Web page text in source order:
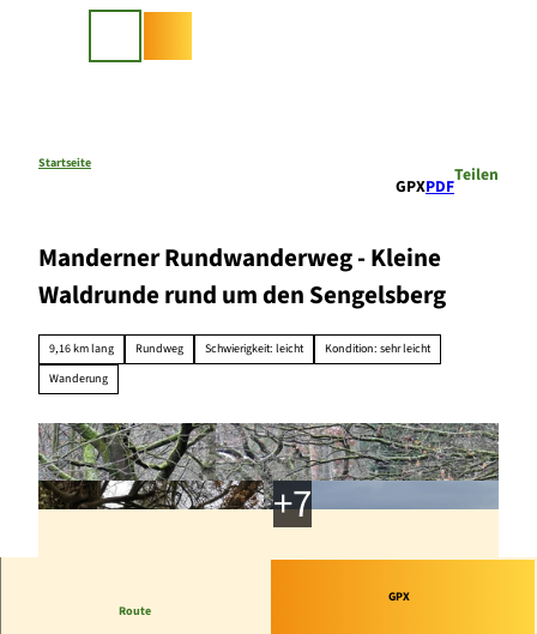
Startseite
GPXPDF
Teilen
Manderner Rundwanderweg - Kleine
Waldrunde rund um den Sengelsberg
9,16 km lang Rundweg Schwierigkeit: leicht
Kondition: sehr leicht
Wanderung
Route
GPX